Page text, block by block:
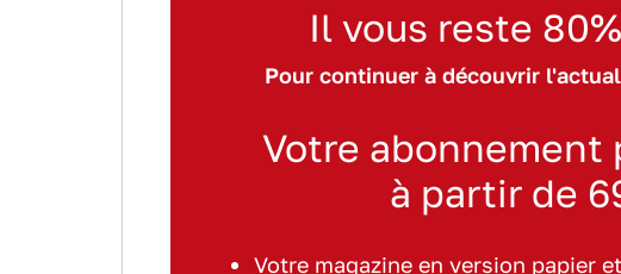
Il vous reste
Pour continuer à découvrir
Votre abonnement
à partir de
Votre magazine en version papier